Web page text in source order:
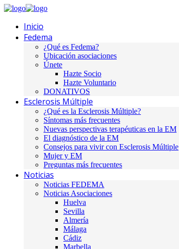
Inicio
Fedema
¿Qué es Fedema?
Ubicación asociaciones
Únete
Hazte Socio
Hazte Voluntario
DONATIVOS
Esclerosis Múltiple
¿Qué es la Esclerosis Múltiple?
Síntomas más frecuentes
Nuevas perspectivas terapéuticas en la EM
El diagnóstico de la EM
Consejos para vivir con Esclerosis Múltiple
Mujer y EM
Preguntas más frecuentes
Noticias
Noticias FEDEMA
Noticias Asociaciones
Huelva
Sevilla
Almería
Málaga
Cádiz
Marbella